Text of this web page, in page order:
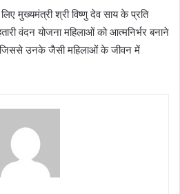
मुख्यमंत्री श्री विष्णु देव साय के प्रति
वंदन योजना महिलाओं को आत्मनिर्भर बनाने
जिससे उनके जैसी महिलाओं के जीवन में